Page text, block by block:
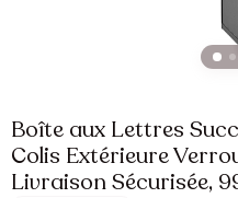
Boîte aux Lettres
Colis Extérieure
Livraison Sécurisée,